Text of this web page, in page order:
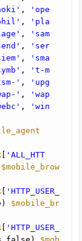
,
'ope
,
'pla
,
'sam
,
'ser
,
'sma
,
't-m
' ,
'upg
' ,
'wap
,
'win
[ 'ALL_HTT
$mobile_brow
[ 'HTTP_USER_
$mobile_br
[ 'HTTP_USER_
false) $mob